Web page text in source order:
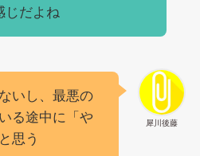
じだよね
犀川後藤
いし、最悪の
る途中に「や
思う